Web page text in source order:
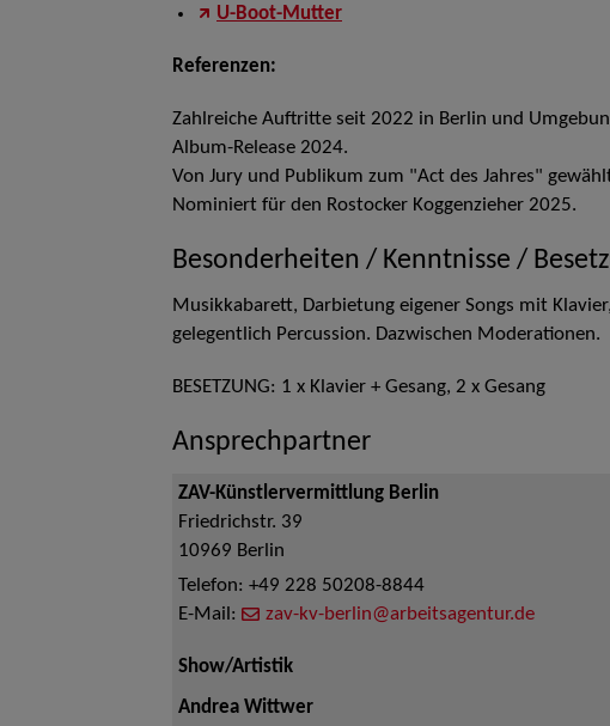
U-Boot-Mutter
Referenzen:
Zahlreiche Auftritte seit 2022 in Berlin und
Album-Release 2024.
Von Jury und Publikum zum "Act des Jahres"
Nominiert für den Rostocker Koggenzieher 2025.
Besonderheiten / Kenntnisse /
Musikkabarett, Darbietung eigener Songs mit
gelegentlich Percussion. Dazwischen Moderationen.
BESETZUNG: 1 x Klavier + Gesang, 2 x Gesang
Ansprechpartner
ZAV-Künstlervermittlung Berlin
Friedrichstr. 39
10969 Berlin
Telefon: +49 228 50208-8844
E-Mail:
zav-kv-berlin@arbeitsagentur.de
Show/Artistik
Andrea Wittwer